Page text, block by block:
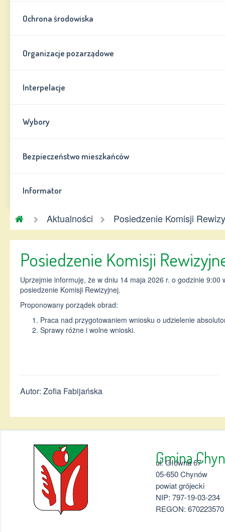
Ochrona środowiska
Organizacje pozarządowe
Interpelacje
Wybory
Bezpieczeństwo mieszkańców
Informator
Gmina
Chynów
Aktualności Posiedzenie Komisji
Posiedzenie Komisji
Uprzejmie informuję, że w dniu 14 maja 2026 r. o godzinie
posiedzenie Komisji Rewizyjnej.
Proponowany porządek obrad:
Praca nad przygotowaniem wniosku o udzielenie
Sprawy różne i wolne wnioski.
Autor: Zofia Fabijańska
Gmina
ul. Główna 67
05-650 Chynów
powiat grójecki
NIP: 797-19-03-234
REGON: 670223570